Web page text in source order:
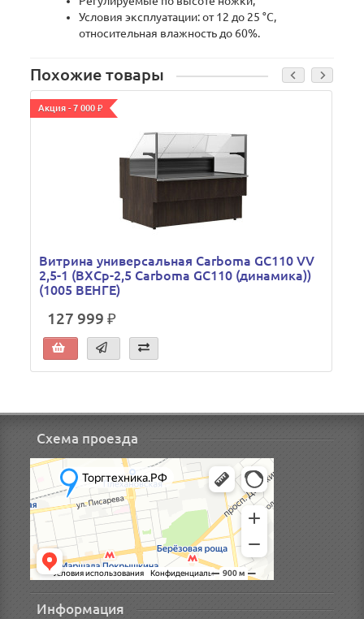
Условия эксплуатации: от 12 до 25 °С,
относительная влажность до 60%.
Похожие товары
Акция - 7 000 ₽
Витрина универсальная Carboma GC110 VV
2,5-1 (ВХСр-2,5 Carboma GC110 (динамика))
(1005 ВЕНГЕ)
127 999 ₽
Схема проезда
Информация